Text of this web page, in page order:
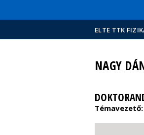
ELTE TTK
NAGY
Témavezető: